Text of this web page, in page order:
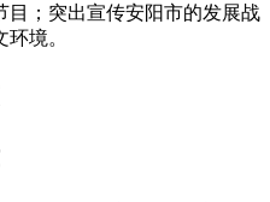
目；突出宣传安阳市的发展战
境。